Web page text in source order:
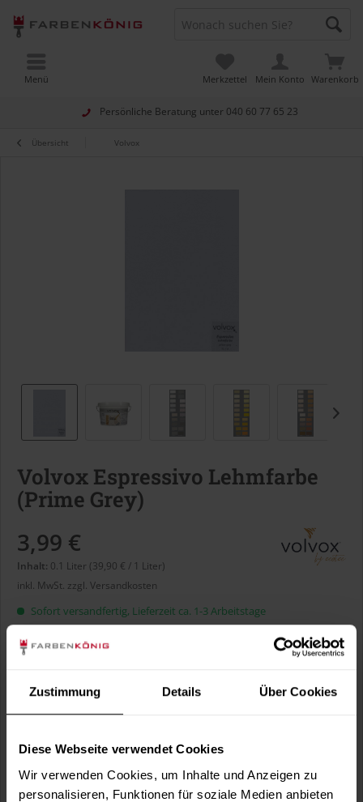
Zustimmung Details Über Cookies
Diese Webseite verwendet Cookies
Wir verwenden Cookies, um Inhalte und Anzeigen zu
personalisieren, Funktionen für soziale Medien anbieten
Persönliche Beratung unter 040 60 77 65 23
Warenkorb
Merkzettel Mein Konto
Menü
Übersicht Volvox
Volvox Espressivo Lehmfarbe
(Prime Grey)
3,99 €
Inhalt: 0.1 Liter (39,90 € / 1 Liter)
inkl. MwSt. zzgl. Versandkosten
Sofort versandfertig, Lieferzeit ca. 1-3 Arbeitstage
Liter:
Verbrauch berechnen